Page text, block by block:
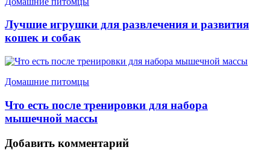
Лучшие игрушки для развлечения и развития
кошек и собак
Домашние питомцы
Что есть после тренировки для набора
мышечной массы
Добавить комментарий